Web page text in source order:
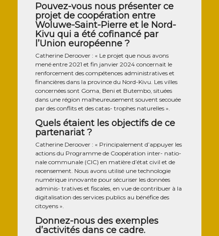
Pouvez-vous nous présenter ce
projet de coopération entre
Woluwe-Saint-Pierre et le Nord-
Kivu qui a été cofinancé par
l’Union européenne ?
Cathe­rine Deroo­ver : « Le pro­jet que nous avons
mené entre 2021 et fin jan­vier 2024 concer­nait le
ren­for­ce­ment des com­pé­tences admi­nis­tra­tives et
finan­cières dans la pro­vince du Nord-Kivu. Les villes
concer­nées sont Goma, Beni et Butem­bo, situées
dans une région mal­heu­reu­se­ment sou­vent secouée
par des conflits et des catas- trophes naturelles ».
Quels étaient les objectifs de ce
partenariat ?
Cathe­rine Deroo­ver : « Prin­ci­pa­le­ment d’appuyer les
actions du Pro­gramme de Coopé­ra­tion inter- natio­
nale com­mu­nale (CIC) en matière d’état civil et de
recen­se­ment. Nous avons uti­li­sé une tech­no­lo­gie
numé­rique inno­vante pour sécu­ri­ser les don­nées
admi­nis- tra­tives et fis­cales, en vue de contri­buer à la
digi­ta­li­sa­tion des ser­vices publics au béné­fice des
citoyens ».
Donnez-nous des exemples
d’activités dans ce cadre.